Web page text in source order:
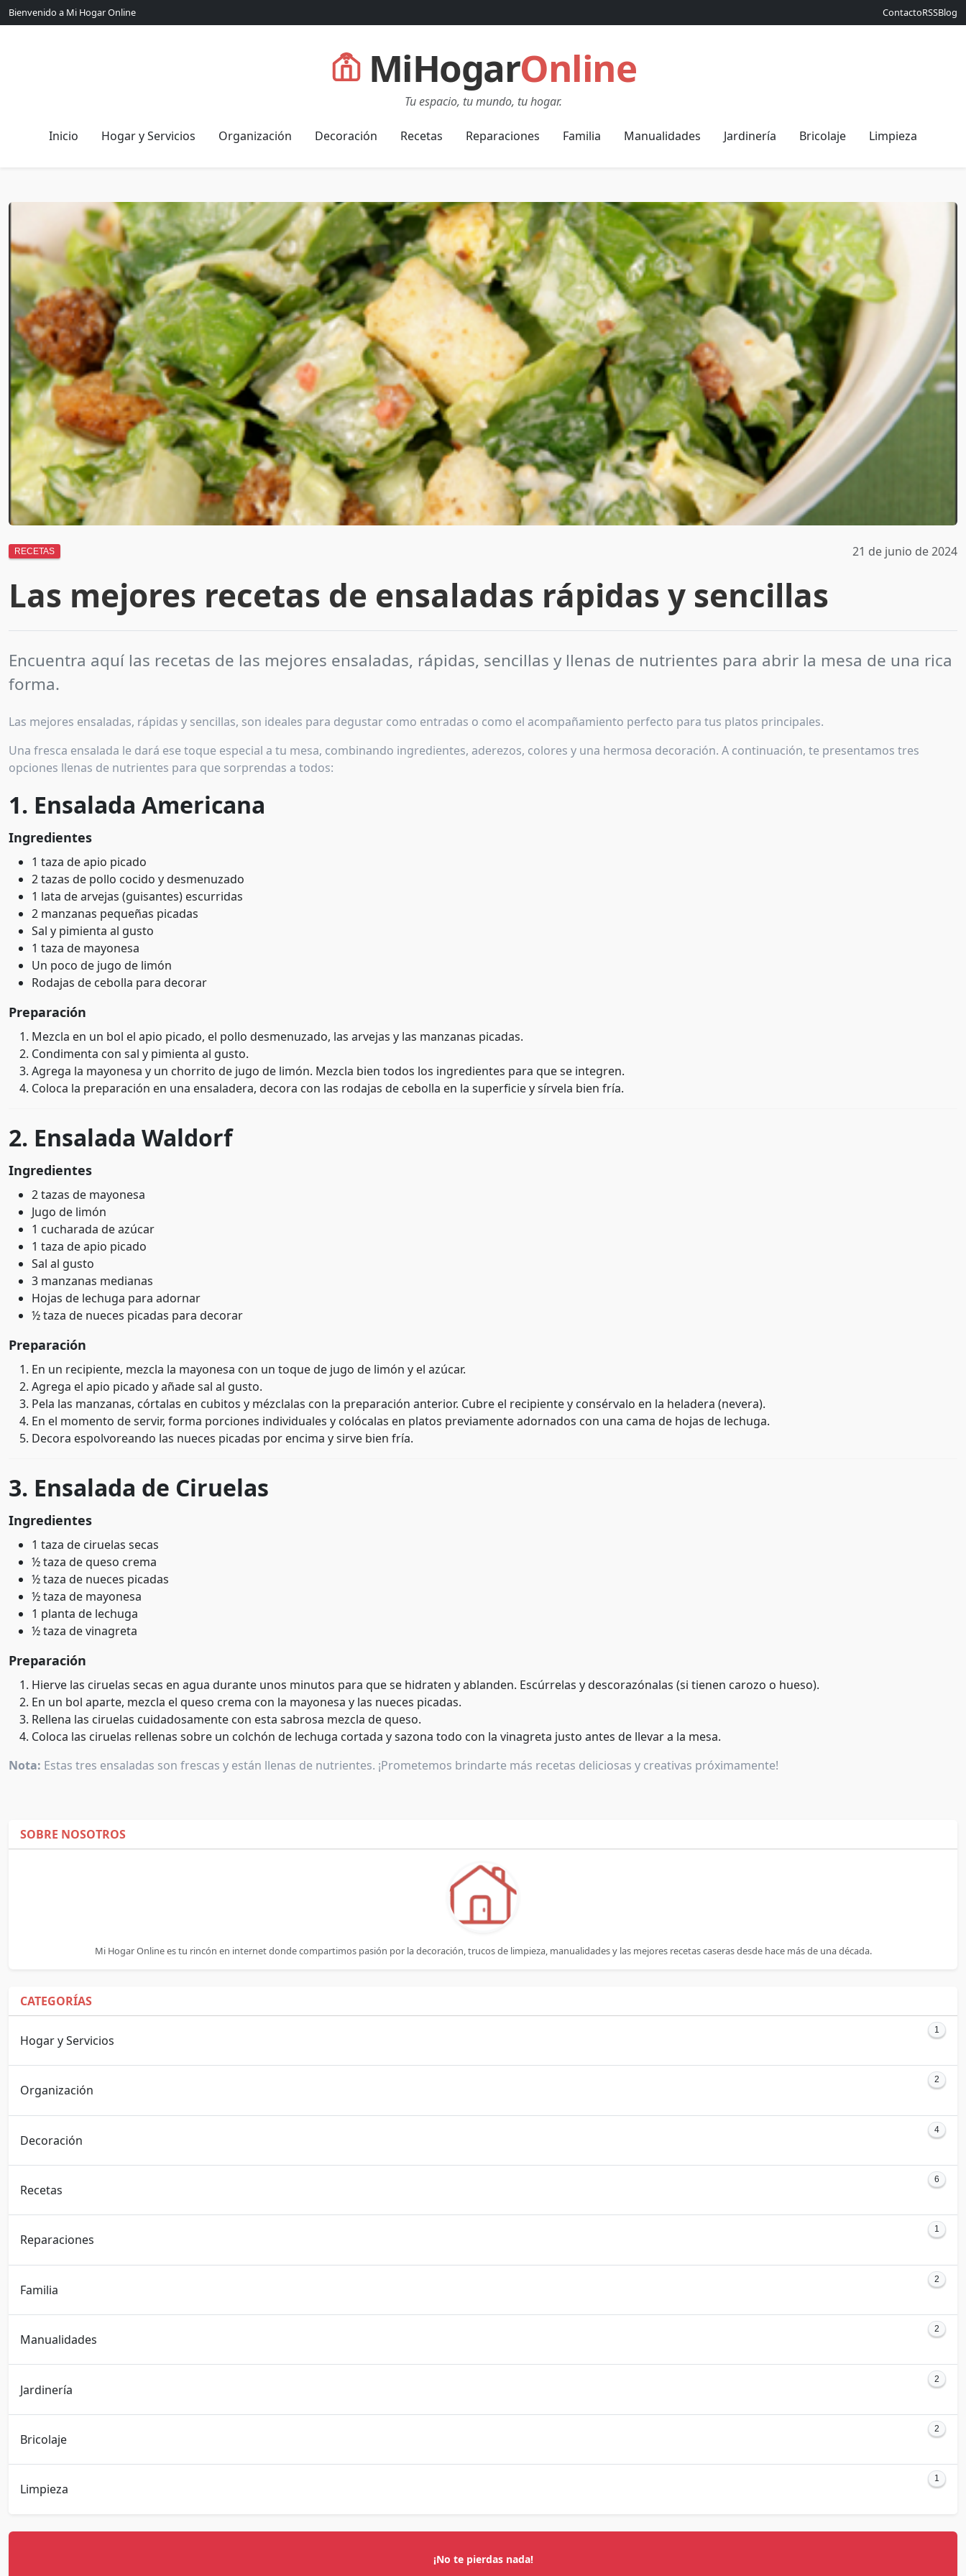
Bienvenido a Mi Hogar Online ContactoRSSBlog
MiHogarOnline
Tu espacio, tu mundo, tu hogar.
Inicio Hogar y Servicios Organización Decoración Recetas Reparaciones Familia Manualidades Jardinería Bricolaje Limpieza
RECETAS 21 de junio de 2024
Las mejores recetas de ensaladas rápidas y sencillas
Encuentra aquí las recetas de las mejores ensaladas, rápidas, sencillas y llenas de nutrientes para abrir la mesa de una rica
forma.
Las mejores ensaladas, rápidas y sencillas, son ideales para degustar como entradas o como el acompañamiento perfecto para tus platos principales.
Una fresca ensalada le dará ese toque especial a tu mesa, combinando ingredientes, aderezos, colores y una hermosa decoración. A continuación, te presentamos tres
opciones llenas de nutrientes para que sorprendas a todos:
1. Ensalada Americana
Ingredientes
1 taza de apio picado
2 tazas de pollo cocido y desmenuzado
1 lata de arvejas (guisantes) escurridas
2 manzanas pequeñas picadas
Sal y pimienta al gusto
1 taza de mayonesa
Un poco de jugo de limón
Rodajas de cebolla para decorar
Preparación
Mezcla en un bol el apio picado, el pollo desmenuzado, las arvejas y las manzanas picadas.
Condimenta con sal y pimienta al gusto.
Agrega la mayonesa y un chorrito de jugo de limón. Mezcla bien todos los ingredientes para que se integren.
Coloca la preparación en una ensaladera, decora con las rodajas de cebolla en la superficie y sírvela bien fría.
2. Ensalada Waldorf
Ingredientes
2 tazas de mayonesa
Jugo de limón
1 cucharada de azúcar
1 taza de apio picado
Sal al gusto
3 manzanas medianas
Hojas de lechuga para adornar
½ taza de nueces picadas para decorar
Preparación
En un recipiente, mezcla la mayonesa con un toque de jugo de limón y el azúcar.
Agrega el apio picado y añade sal al gusto.
Pela las manzanas, córtalas en cubitos y mézclalas con la preparación anterior. Cubre el recipiente y consérvalo en la heladera (nevera).
En el momento de servir, forma porciones individuales y colócalas en platos previamente adornados con una cama de hojas de lechuga.
Decora espolvoreando las nueces picadas por encima y sirve bien fría.
3. Ensalada de Ciruelas
Ingredientes
1 taza de ciruelas secas
½ taza de queso crema
½ taza de nueces picadas
½ taza de mayonesa
1 planta de lechuga
½ taza de vinagreta
Preparación
Hierve las ciruelas secas en agua durante unos minutos para que se hidraten y ablanden. Escúrrelas y descorazónalas (si tienen carozo o hueso).
En un bol aparte, mezcla el queso crema con la mayonesa y las nueces picadas.
Rellena las ciruelas cuidadosamente con esta sabrosa mezcla de queso.
Coloca las ciruelas rellenas sobre un colchón de lechuga cortada y sazona todo con la vinagreta justo antes de llevar a la mesa.
Nota: Estas tres ensaladas son frescas y están llenas de nutrientes. ¡Prometemos brindarte más recetas deliciosas y creativas próximamente!
SOBRE NOSOTROS
Mi Hogar Online es tu rincón en internet donde compartimos pasión por la decoración, trucos de limpieza, manualidades y las mejores recetas caseras desde hace más de una década.
CATEGORÍAS
Hogar y Servicios
1
Organización
2
Decoración
4
Recetas
6
Reparaciones
1
Familia
2
Manualidades
2
Jardinería
2
Bricolaje
2
Limpieza
1
¡No te pierdas nada!